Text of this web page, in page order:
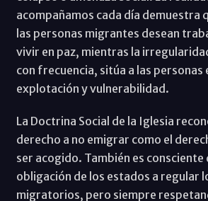
acompañamos cada día demuestra
las personas migrantes desean
vivir en paz, mientras la
con frecuencia, sitúa a las personas
explotación y vulnerabilidad.
La Doctrina Social de la Iglesia
derecho a no emigrar como el
ser acogido. También es consciente
obligación de los estados a regular
migratorios, pero siempre